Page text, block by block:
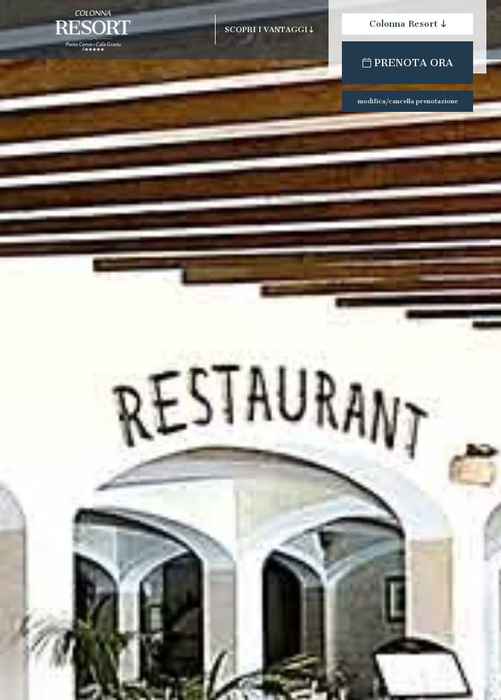
Colonna Resort
PRENOTA ORA
modifica/cancella prenotazione
SCOPRI I VANTAGGI
miglior tariffa
1 ingresso gratuito alla spa
parcheggio gratuito